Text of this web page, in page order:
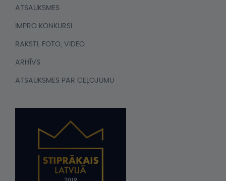
ATSAUKSMES
IMPRO KONKURSI
RAKSTI, FOTO, VIDEO
ARHĪVS
ATSAUKSMES PAR CEĻOJUMU